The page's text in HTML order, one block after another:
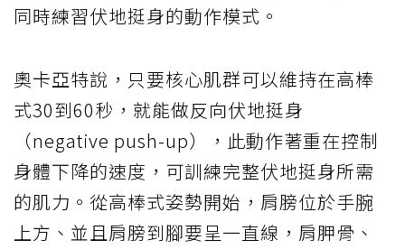
同時練習伏地挺身的動作模式。
奧卡亞特說，只要核心肌群可以維持在高棒
式30到60秒，就能做反向伏地挺身
（negative push-up），此動作著重在控制
身體下降的速度，可訓練完整伏地挺身所需
的肌力。從高棒式姿勢開始，肩膀位於手腕
上方、並且肩膀到腳要呈一直線，肩胛骨、